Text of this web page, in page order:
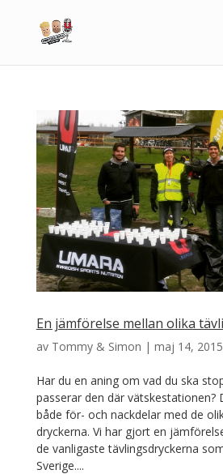
En jämförelse mellan olika
av Tommy & Simon | maj 14, 2015
Har du en aning om vad du ska
passerar den där vätskestationen?
både för- och nackdelar med de
dryckerna. Vi har gjort en
de vanligaste tävlingsdryckerna
Sverige....